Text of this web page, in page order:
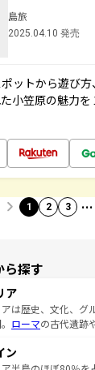
島旅
2025.04.10 発売
ットから遊び
小笠原の魅力
1 2 3 …
ら探す
ア
は歴史、文化、グ
ローマの古代遺跡
スカーナの美しい
自然景観も見逃せ
ン